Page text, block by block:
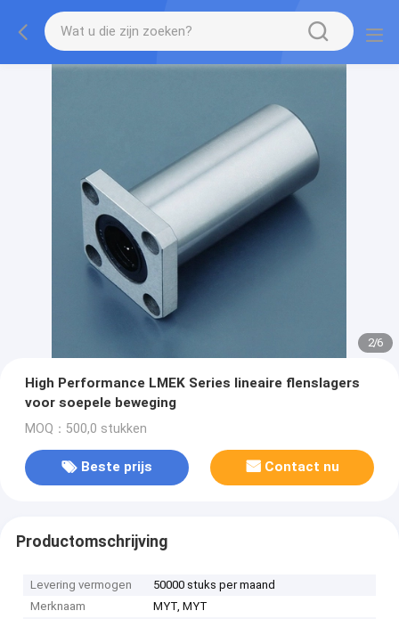
2/6
High Performance LMEK Series lineaire flenslagers
voor soepele beweging
MOQ：500,0 stukken
Beste prijs Contact nu
Productomschrijving
Levering vermogen
50000 stuks per maand
Merknaam
MYT, MYT